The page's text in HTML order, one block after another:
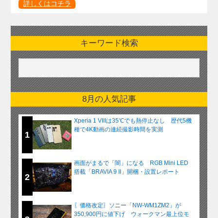
詳しくはコチラ
キーワード検索
8月の人気記事
1
Xperia 1 VIIIは35℃でも熱停止なし 歴代5機
種で4K動画の連続撮影時間を実測
2
画面がまるで「闇」になる RGB Mini LED
搭載「BRAVIA 9 II」開梱・設置レポート
〖価格改定〗ソニー「NW-WM1ZM2」が
350,900円に値下げ ウォークマン最上位モ